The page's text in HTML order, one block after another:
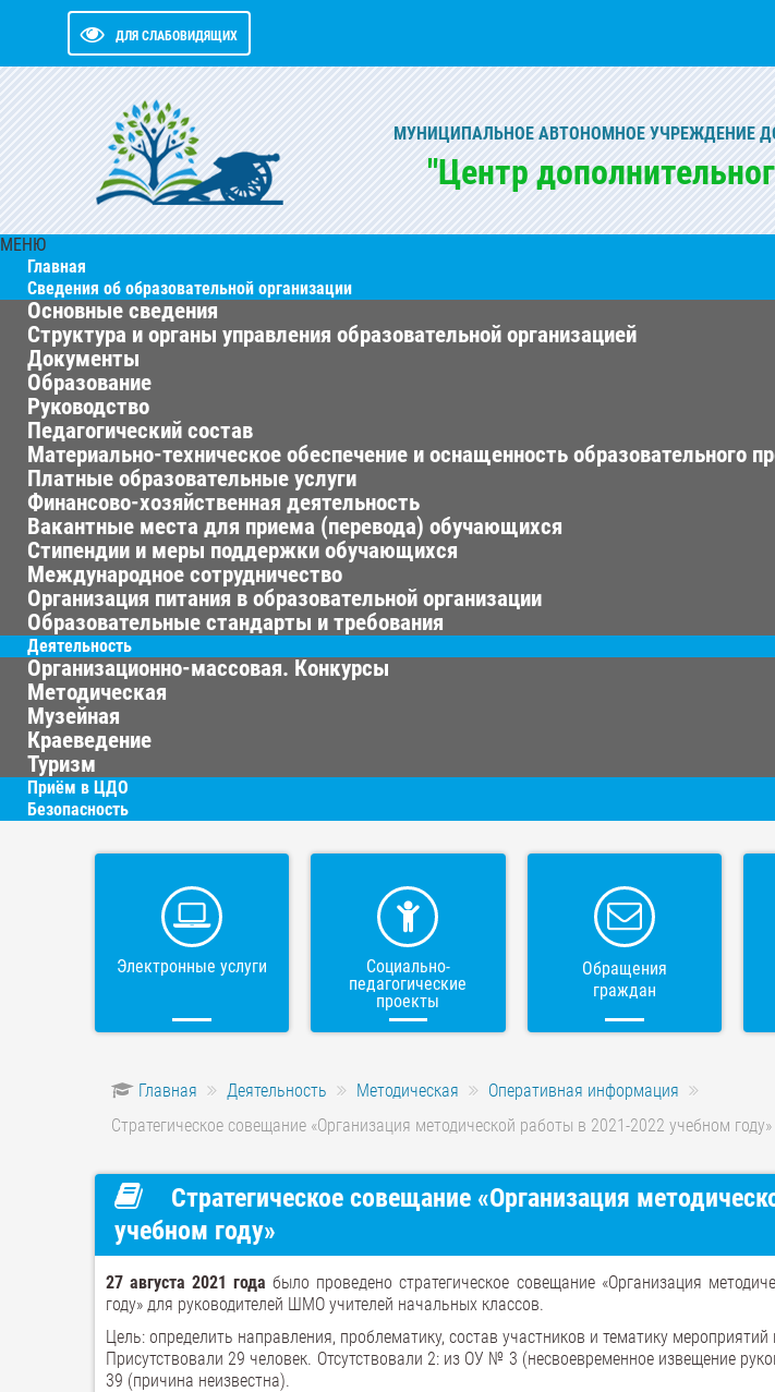
ДЛЯ СЛАБОВИДЯЩИХ
МУНИЦИПАЛЬНОЕ АВТОНОМНОЕ УЧРЕЖДЕНИЕ
"Центр
МЕНЮ
Главная
Сведения об образовательной организации
Основные сведения
Структура и органы управления образовательной организацией
Документы
Образование
Руководство
Педагогический состав
Материально-техническое обеспечение и оснащенность образовательного
Платные образовательные услуги
Финансово-хозяйственная деятельность
Вакантные места для приема (перевода) обучающихся
Стипендии и меры поддержки обучающихся
Международное сотрудничество
Организация питания в образовательной организации
Образовательные стандарты и требования
Деятельность
Организационно-массовая. Конкурсы
Методическая
Музейная
Краеведение
Туризм
Приём в ЦДО
Безопасность
Электронные услуги
Социально-
педагогические
проекты
Обращения
граждан
Главная Деятельность Методическая
Оперативная информация
Стратегическое совещание «Организация методической работы в 2021-2022 учебном году»
Стратегическое совещание «Организация
учебном году»
27 августа 2021 года было проведено стратегическое совещание «Организация
году» для руководителей ШМО учителей начальных классов.
Цель: определить направления, проблематику, состав участников и тематику
Присутствовали 29 человек. Отсутствовали 2: из ОУ № 3 (несвоевременное извещение
39 (причина неизвестна).